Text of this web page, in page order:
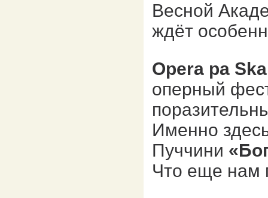
Весной
ждёт
Opera pa
оперный
Именно
Пуччини
Что еще нам